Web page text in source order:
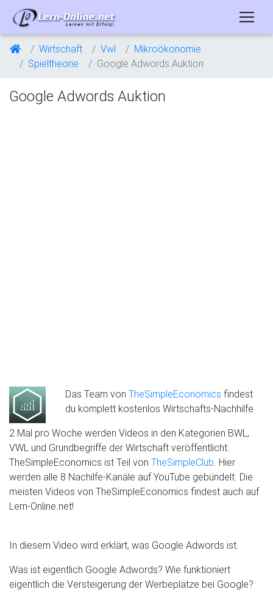
Wirtschaft Vwl
Mikroökonomie
Spieltheorie
Google Adwords Auktion
Google Adwords Auktion
Das Team von TheSimpleEconomics findest
du komplett kostenlos Wirtschafts-Nachhilfe
2 Mal pro Woche werden Videos in den Kategorien BWL,
VWL und Grundbegriffe der Wirtschaft veröffentlicht.
TheSimpleEconomics ist Teil von TheSimpleClub. Hier
werden alle 8 Nachilfe-Kanäle auf YouTube gebündelt. Die
meisten Videos von TheSimpleEconomics findest auch auf
Lern-Online.net!
In diesem Video wird erklärt, was Google Adwords ist.
Was ist eigentlich Google Adwords? Wie funktioniert
eigentlich die Versteigerung der Werbeplätze bei Google?